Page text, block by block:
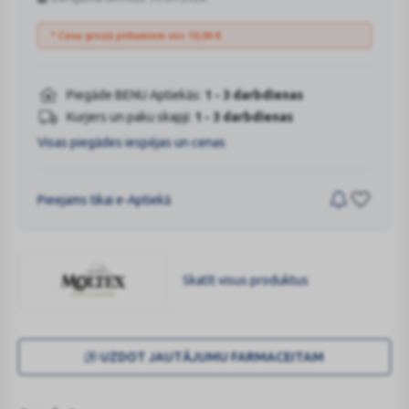
* Cena grozā pirkumiem virs 10,00 €
Piegāde BENU Aptiekās: 1 - 3 darbdienas
Kurjers un paku skapji: 1 - 3 darbdienas
Visas piegādes iespējas un cenas
Pieejams tikai e-Aptiekā
Skatīt visus produktus
UZDOT JAUTĀJUMU FARMACEITAM